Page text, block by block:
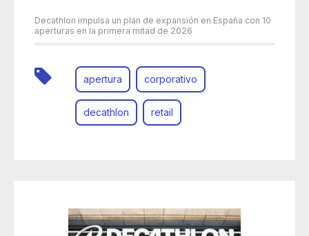
Decathlon impulsa un plan de expansión en España con 10
aperturas en la primera mitad de 2026
apertura corporativo
decathlon retail